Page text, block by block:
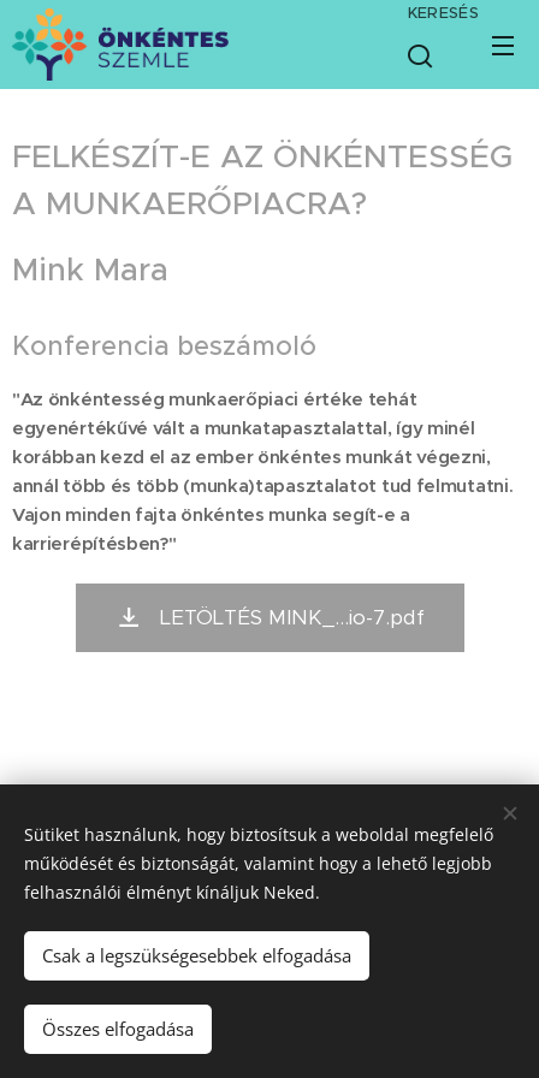
KERESÉS
FELKÉSZÍT-E AZ ÖNKÉNTESSÉG
A MUNKAERŐPIACRA?
Mink Mara
Konferencia beszámoló
"Az önkéntesség munkaerőpiaci értéke tehát
egyenértékűvé vált a munkatapasztalattal, így minél
korábban kezd el az ember önkéntes munkát végezni,
annál több és több (munka)tapasztalatot tud felmutatni.
Vajon minden fajta önkéntes munka segít-e a
karrierépítésben?"
LETÖLTÉS MINK_...io-7.pdf
Kiadó:
Alapítvány a Magyar Önkéntesség Fejlesztéséért
(1024. Budapest, Buday L. u.5/b)
Kmetty Zoltán (kurátor) Bartal Anna Mária (főszerkesztő)
ISSN 2786 - 0620 Sütik
Sütiket használunk, hogy biztosítsuk a weboldal megfelelő
működését és biztonságát, valamint hogy a lehető legjobb
felhasználói élményt kínáljuk Neked.
Csak a legszükségesebbek elfogadása
Összes elfogadása